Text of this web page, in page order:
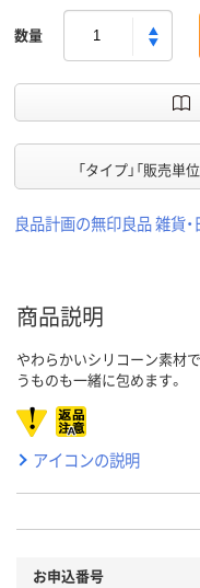
数量
「タイプ」「販売単
良品計画の無印良品 雑貨
商品説明
やわらかいシリコーン素材
うものも一緒に包めます。
アイコンの説明
お申込番号